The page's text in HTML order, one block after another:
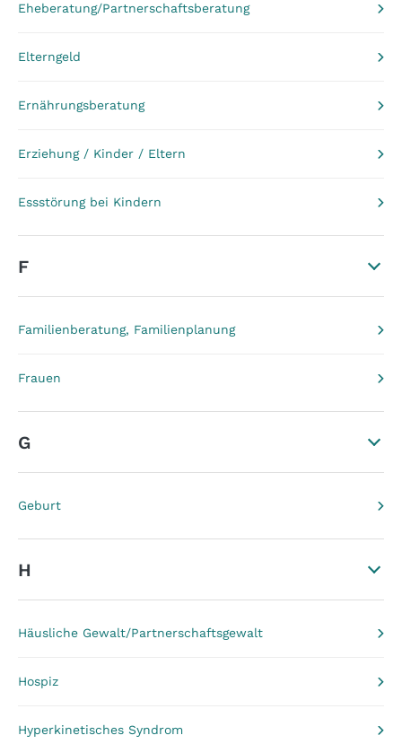
Eheberatung/Partnerschaftsberatung
Elterngeld
Ernährungsberatung
Erziehung / Kinder / Eltern
Essstörung bei Kindern
F
Familienberatung, Familienplanung
Frauen
G
Geburt
H
Häusliche Gewalt/Partnerschaftsgewalt
Hospiz
Hyperkinetisches Syndrom